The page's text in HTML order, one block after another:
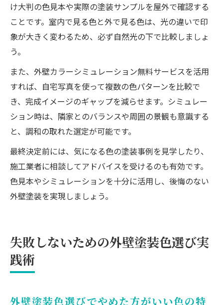
け大判の色見本や実際の塗装サンプルを屋外で確認する
ことです。室内で見る色と外で見る色は、光の違いで印
象が大きく変わるため、必ず自然光の下で比較しましょ
う。
また、外壁カラーシミュレーション無料サービスを活用
すれば、自宅写真を使って複数の色パターンを比較で
き、完成イメージのギャップを減らせます。シミュレー
ション時は、隣家とのバランスや周囲の景観も意識する
と、調和の取れた選定が可能です。
最終決定前には、気になる色の塗装事例を見学したり、
施工業者に相談してアドバイスを受けるのも有効です。
色見本やシミュレーションを十分に活用し、後悔のない
外壁塗装を実現しましょう。
失敗しないための外壁塗装色選び実
践術
外壁塗装色選びでやめた方がいい色の特